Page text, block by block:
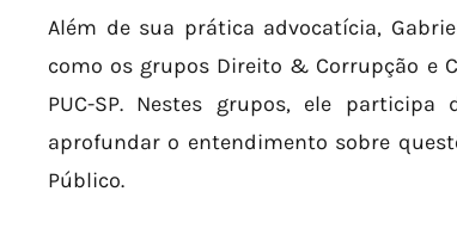
Além de sua prática advocatícia,
como os grupos Direito & Corrupção e
PUC-SP. Nestes grupos, ele
aprofundar o entendimento sobre
Público.